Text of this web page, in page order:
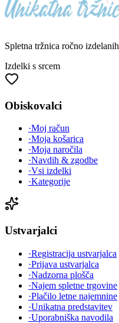
Spletna tržnica ročno izdelanih
Izdelki s srcem
Obiskovalci
·Moj račun
·Moja košarica
·Moja naročila
·Navdih & zgodbe
·Vsi izdelki
·Kategorije
Ustvarjalci
·Registracija ustvarjalca
·Prijava ustvarjalca
·Nadzorna plošča
·Najem spletne trgovine
·Plačilo letne najemnine
·Unikatna predstavitev
·Uporabniška navodila